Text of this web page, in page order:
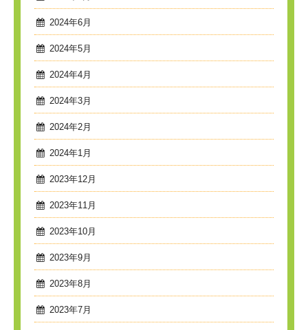
2024年6月
2024年5月
2024年4月
2024年3月
2024年2月
2024年1月
2023年12月
2023年11月
2023年10月
2023年9月
2023年8月
2023年7月